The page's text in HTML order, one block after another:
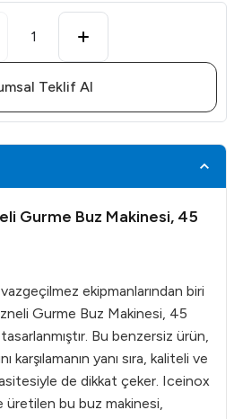
1
Teklif Al
Gurme Buz Makinesi, 45
ekipmanlarından biri
Gurme Buz Makinesi, 45
Bu benzersiz ürün,
karşılamanın yanı sıra, kaliteli ve
de dikkat çeker. Iceinox
üretilen bu buz makinesi,